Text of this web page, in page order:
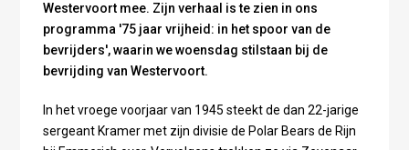
Westervoort mee. Zijn verhaal is te zien in ons
programma '75 jaar vrijheid: in het spoor van de
bevrijders', waarin we woensdag stilstaan bij de
bevrijding van Westervoort.
In het vroege voorjaar van 1945 steekt de dan 22-jarige
sergeant Kramer met zijn divisie de Polar Bears de Rijn